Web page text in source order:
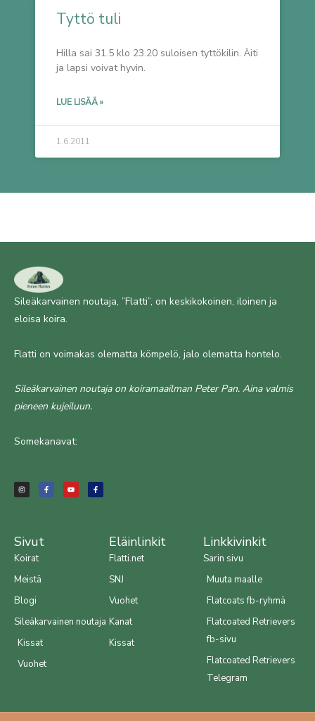
Tyttö tuli
Hilla sai 31.5 klo 23.20 suloisen tyttökilin. Äiti
ja lapsi voivat hyvin.
LUE LISÄÄ »
1.6.2011
Sileäkarvainen noutaja, ”Flatti”, on keskikokoinen, iloinen ja
eloisa koira.
Flatti on voimakas olematta kömpelö, jalo olematta hontelo.
Sileäkarvainen noutaja on koiramaailman Peter Pan. Aina valmis
pieneen kujeiluun.
Somekanavat:
s
t
a
c
e
b
u
t
u
c
e
b
Sivut
Koirat
Meistä
Blogi
Sileäkarvainen noutaja
Kissat
Vuohet
Eläinlinkit
Flatti.net
SNJ
Vuohet
Kanat
Kissat
Linkkivinkit
Sarin sivu
Muuta maalle
Flatcoats fb-ryhmä
Flatcoated Retrievers
fb-sivu
Flatcoated Retrievers
Telegram